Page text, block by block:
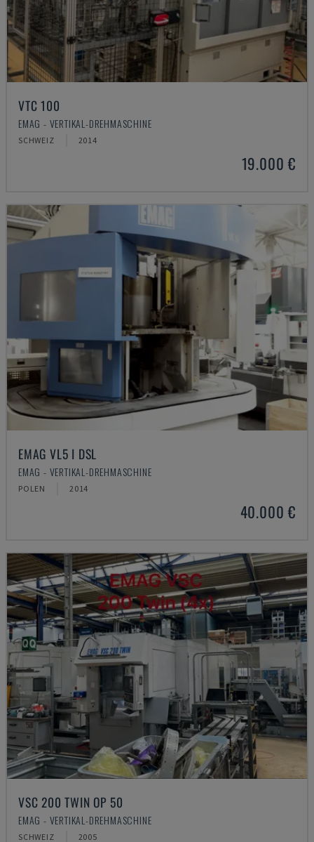
VTC 100
EMAG - VERTIKAL-DREHMASCHINE
SCHWEIZ 2014
19.000 €
EMAG VL5 I DSL
EMAG - VERTIKAL-DREHMASCHINE
POLEN 2014
40.000 €
VSC 200 TWIN OP 50
EMAG - VERTIKAL-DREHMASCHINE
SCHWEIZ 2005